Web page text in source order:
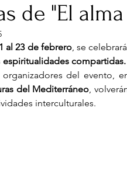
de "El
al 23 de febrero, se
espiritualidades
del evento,
del Mediterráneo,
interculturales.